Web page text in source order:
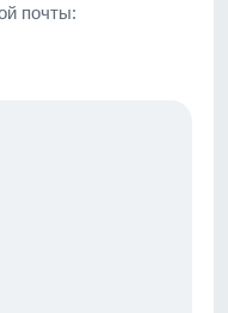
почты: